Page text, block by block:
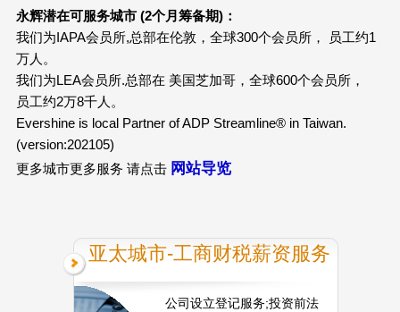
永辉潜在可服务城市 (2个月筹备期)：
我们为IAPA会员所,总部在伦敦，全球300个会员所， 员工约1
万人。
我们为LEA会员所.总部在 美国芝加哥，全球600个会员所，
员工约2万8千人。
Evershine is local Partner of ADP Streamline® in Taiwan.
(version:202105)
更多城市更多服务 请点击 网站导览
亚太城市-工商财税薪资服务
公司设立登记服务;投资前法